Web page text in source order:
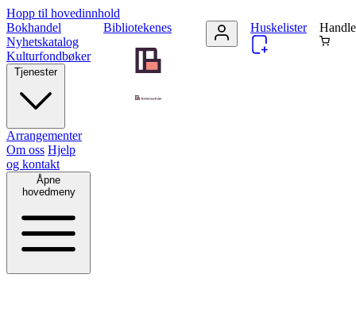
Hopp til hovedinnhold
Bibliotekenes
Bokhandel
Nyhetskatalog
Kulturfondbøker
Tjenester
Arrangementer
Om oss Hjelp
og kontakt
Åpne
hovedmeny
Huskelister